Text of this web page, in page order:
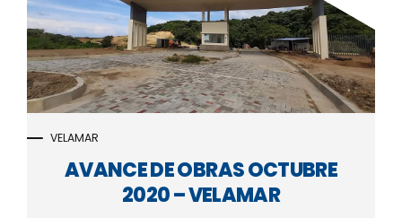
VELAMAR
AVANCE DE OBRAS OCTUBRE
2020 – VELAMAR